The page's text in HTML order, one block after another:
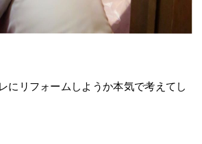
にリフォームしようか本気で考えてし